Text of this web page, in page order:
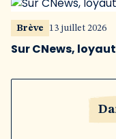
Brève 13 juillet 2026
Sur CNews,